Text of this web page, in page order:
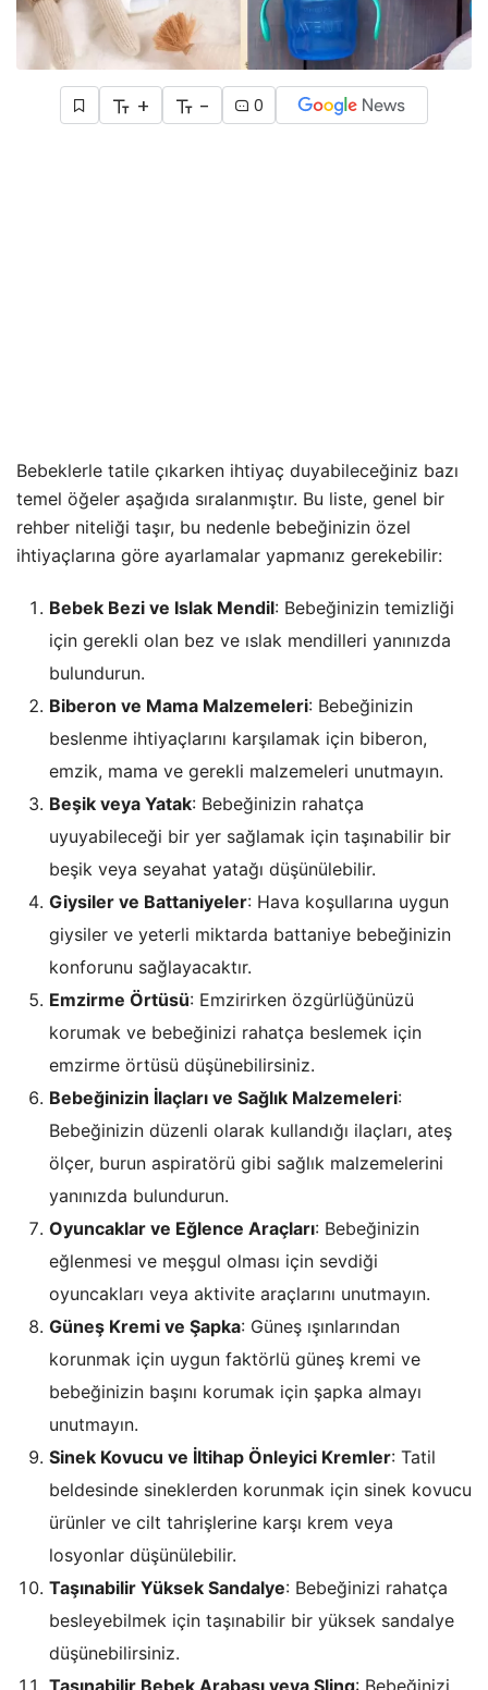
+ - 0
Bebeklerle tatile çıkarken ihtiyaç duyabileceğiniz bazı
temel öğeler aşağıda sıralanmıştır. Bu liste, genel bir
rehber niteliği taşır, bu nedenle bebeğinizin özel
ihtiyaçlarına göre ayarlamalar yapmanız gerekebilir:
Bebek Bezi ve Islak Mendil: Bebeğinizin temizliği
için gerekli olan bez ve ıslak mendilleri yanınızda
bulundurun.
Biberon ve Mama Malzemeleri: Bebeğinizin
beslenme ihtiyaçlarını karşılamak için biberon,
emzik, mama ve gerekli malzemeleri unutmayın.
Beşik veya Yatak: Bebeğinizin rahatça
uyuyabileceği bir yer sağlamak için taşınabilir bir
beşik veya seyahat yatağı düşünülebilir.
Giysiler ve Battaniyeler: Hava koşullarına uygun
giysiler ve yeterli miktarda battaniye bebeğinizin
konforunu sağlayacaktır.
Emzirme Örtüsü: Emzirirken özgürlüğünüzü
korumak ve bebeğinizi rahatça beslemek için
emzirme örtüsü düşünebilirsiniz.
Bebeğinizin İlaçları ve Sağlık Malzemeleri:
Bebeğinizin düzenli olarak kullandığı ilaçları, ateş
ölçer, burun aspiratörü gibi sağlık malzemelerini
yanınızda bulundurun.
Oyuncaklar ve Eğlence Araçları: Bebeğinizin
eğlenmesi ve meşgul olması için sevdiği
oyuncakları veya aktivite araçlarını unutmayın.
Güneş Kremi ve Şapka: Güneş ışınlarından
korunmak için uygun faktörlü güneş kremi ve
bebeğinizin başını korumak için şapka almayı
unutmayın.
Sinek Kovucu ve İltihap Önleyici Kremler: Tatil
beldesinde sineklerden korunmak için sinek kovucu
ürünler ve cilt tahrişlerine karşı krem veya
losyonlar düşünülebilir.
Taşınabilir Yüksek Sandalye: Bebeğinizi rahatça
besleyebilmek için taşınabilir bir yüksek sandalye
düşünebilirsiniz.